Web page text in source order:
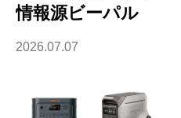
情報源ビーパル
2026.07.07